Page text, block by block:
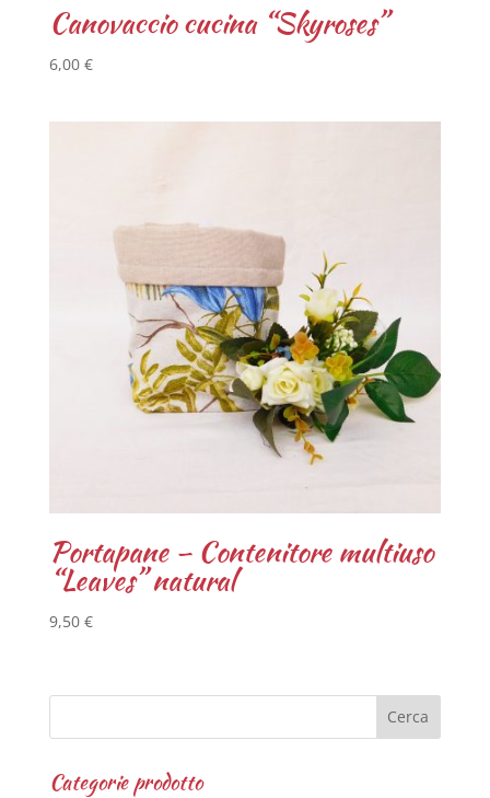
Canovaccio cucina “Skyroses”
6,00 €
Portapane – Contenitore multiuso
“Leaves” natural
9,50 €
Categorie prodotto